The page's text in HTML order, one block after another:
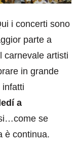
i concerti sono
parte a
carnevale artisti
in grande
infatti
a
se
è continua.